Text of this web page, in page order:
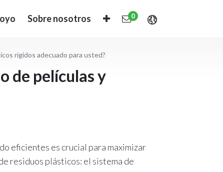
Sobre nosotros 0
rígidos adecuado para usted?
de películas y
eficientes es crucial para maximizar
residuos plásticos: el sistema de